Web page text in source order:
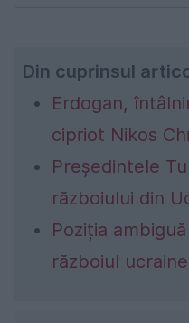
Din cuprinsul
Erdogan,
cipriot Nikos
Președintele
războiului din
Poziția
războiul